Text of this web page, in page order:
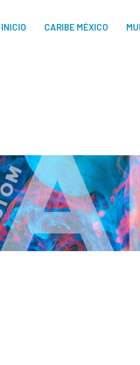
INICIO CARIBE MÉXICO